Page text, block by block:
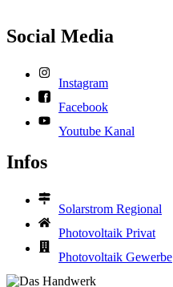
Social Media
Instagram
Facebook
Youtube Kanal
Infos
Solarstrom Regional
Photovoltaik Privat
Photovoltaik Gewerbe